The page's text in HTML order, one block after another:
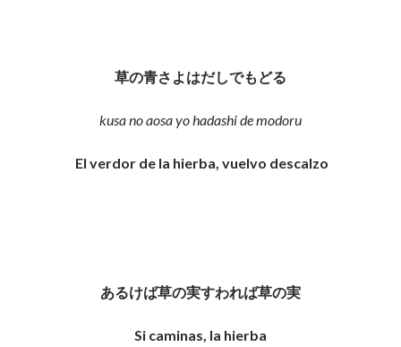
草の青さよはだしでもどる
kusa no aosa yo hadashi de modoru
El verdor de la hierba, vuelvo descalzo
あるけば草の実すわれば草の実
Si caminas, la hierba